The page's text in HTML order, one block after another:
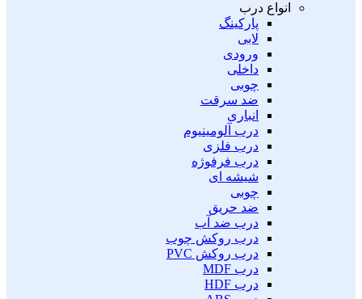
انواع درب
پارکینگ
لابی
ورودی
داخلی
چوبی
ضد سرقت
انباری
درب آلومینیوم
درب فلزی
درب فرفوژه
شیشه ای
چوبی
ضد حریق
درب ضد آب
درب روکش چوب
درب روکش PVC
درب MDF
درب HDF